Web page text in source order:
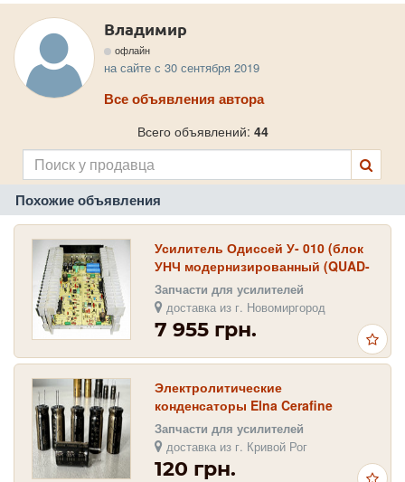
Владимир
офлайн
на сайте с 30 сентября 2019
Все объявления автора
Всего объявлений: 44
Похожие объявления
Усилитель Одиссей У- 010 (блок
УНЧ модернизированный (QUAD-
405), 2х100 Вт)
Запчасти для усилителей
доставка из г. Новомиргород
7 955 грн.
Электролитические
конденсаторы Elna Cerafine
(серия ROA)
Запчасти для усилителей
доставка из г. Кривой Рог
120 грн.